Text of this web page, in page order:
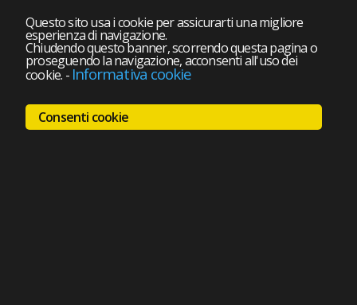
Questo sito usa i cookie per assicurarti una migliore
esperienza di navigazione.
Chiudendo questo banner, scorrendo questa pagina o
proseguendo la navigazione, acconsenti all'uso dei
cookie. - Informativa cookie
Consenti cookie